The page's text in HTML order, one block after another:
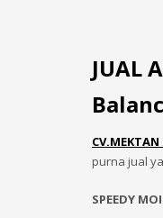
JUAL
purna jual
SPEEDY